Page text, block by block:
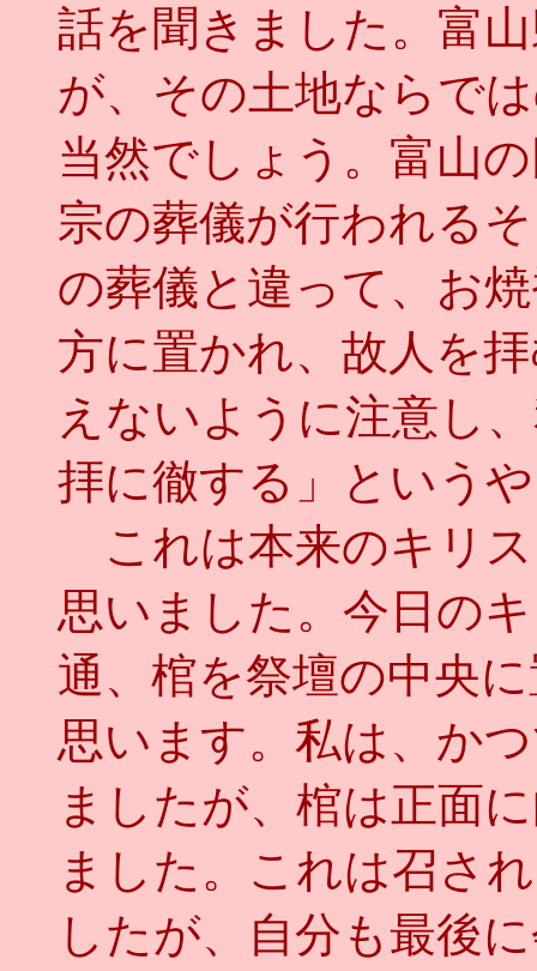
話を聞きました。富
が、その土地ならで
当然でしょう。富山
宗の葬儀が行われる
の葬儀と違って、お
方に置かれ、故人を
えないように注意し
拝に徹する」という
これは本来のキリ
思いました。今日の
通、棺を祭壇の中央
思います。私は、か
ましたが、棺は正面
ました。これは召さ
したが、自分も最後